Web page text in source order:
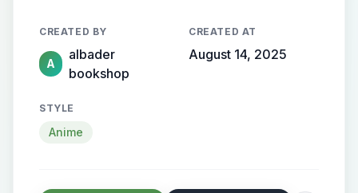
CREATED BY
A
albader
bookshop
CREATED AT
August 14, 2025
STYLE
Anime